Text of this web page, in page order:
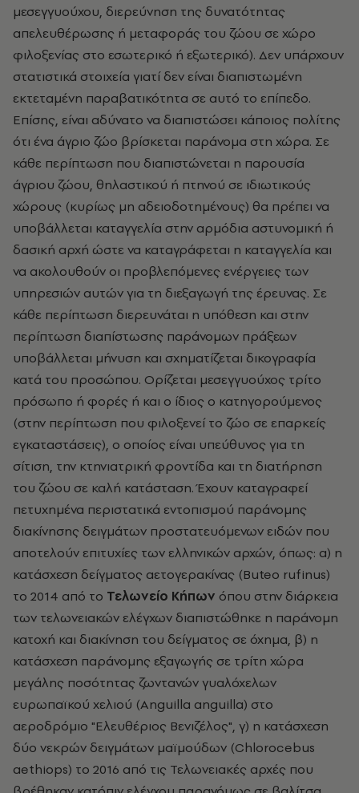
μεσεγγυούχου, διερεύνηση της δυνατότητας
απελευθέρωσης ή μεταφοράς του ζώου σε χώρο
φιλοξενίας στο εσωτερικό ή εξωτερικό). Δεν υπάρχουν
στατιστικά στοιχεία γιατί δεν είναι διαπιστωμένη
εκτεταμένη παραβατικότητα σε αυτό το επίπεδο.
Επίσης, είναι αδύνατο να διαπιστώσει κάποιος πολίτης
ότι ένα άγριο ζώο βρίσκεται παράνομα στη χώρα. Σε
κάθε περίπτωση που διαπιστώνεται η παρουσία
άγριου ζώου, θηλαστικού ή πτηνού σε ιδιωτικούς
χώρους (κυρίως μη αδειοδοτημένους) θα πρέπει να
υποβάλλεται καταγγελία στην αρμόδια αστυνομική ή
δασική αρχή ώστε να καταγράφεται η καταγγελία και
να ακολουθούν οι προβλεπόμενες ενέργειες των
υπηρεσιών αυτών για τη διεξαγωγή της έρευνας. Σε
κάθε περίπτωση διερευνάται η υπόθεση και στην
περίπτωση διαπίστωσης παράνομων πράξεων
υποβάλλεται μήνυση και σχηματίζεται δικογραφία
κατά του προσώπου. Ορίζεται μεσεγγυούχος τρίτο
πρόσωπο ή φορές ή και ο ίδιος ο κατηγορούμενος
(στην περίπτωση που φιλοξενεί το ζώο σε επαρκείς
εγκαταστάσεις), ο οποίος είναι υπεύθυνος για τη
σίτιση, την κτηνιατρική φροντίδα και τη διατήρηση
του ζώου σε καλή κατάσταση. Έχουν καταγραφεί
πετυχημένα περιστατικά εντοπισμού παράνομης
διακίνησης δειγμάτων προστατευόμενων ειδών που
αποτελούν επιτυχίες των ελληνικών αρχών, όπως: α) η
κατάσχεση δείγματος αετογερακίνας (Buteo rufinus)
το 2014 από το Τελωνείο Κήπων όπου στην διάρκεια
των τελωνειακών ελέγχων διαπιστώθηκε η παράνομη
κατοχή και διακίνηση του δείγματος σε όχημα, β) η
κατάσχεση παράνομης εξαγωγής σε τρίτη χώρα
μεγάλης ποσότητας ζωντανών γυαλόχελων
ευρωπαϊκού χελιού (Anguilla anguilla) στο
αεροδρόμιο "Ελευθέριος Βενιζέλος", γ) η κατάσχεση
δύο νεκρών δειγμάτων μαϊμούδων (Chlorocebus
aethiops) το 2016 από τις Τελωνειακές αρχές που